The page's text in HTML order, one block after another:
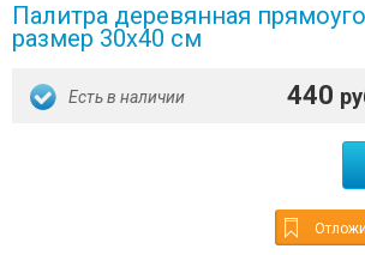
Палитра деревянная
размер 30х40 см
Есть в наличии 440